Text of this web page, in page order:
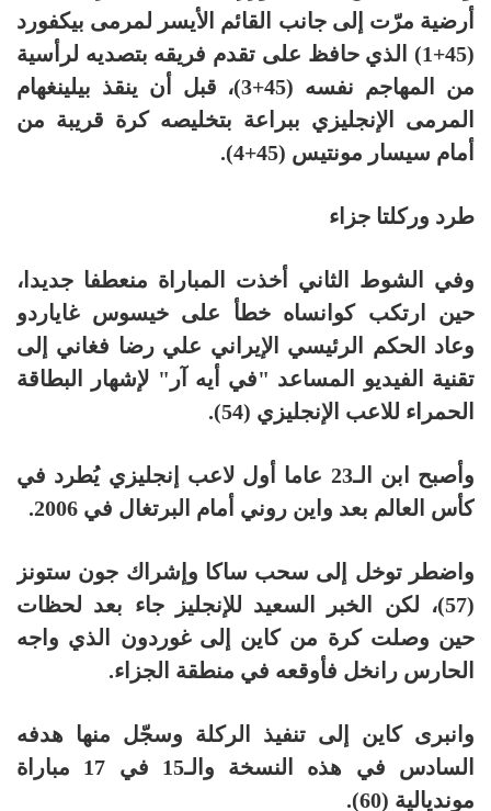
أرضية مرّت إلى جانب القائم الأيسر لمرمى بيكفورد
(45+1) الذي حافظ على تقدم فريقه بتصديه لرأسية
من المهاجم نفسه (45+3)، قبل أن ينقذ بيلينغهام
المرمى الإنجليزي ببراعة بتخليصه كرة قريبة من
أمام سيسار مونتيس (45+4).
طرد وركلتا جزاء
وفي الشوط الثاني أخذت المباراة منعطفا جديدا،
حين ارتكب كوانساه خطأ على خيسوس غاياردو
وعاد الحكم الرئيسي الإيراني علي رضا فغاني إلى
تقنية الفيديو المساعد "في أيه آر" لإشهار البطاقة
الحمراء للاعب الإنجليزي (54).
وأصبح ابن الـ23 عاما أول لاعب إنجليزي يُطرد في
كأس العالم بعد واين روني أمام البرتغال في 2006.
واضطر توخل إلى سحب ساكا وإشراك جون ستونز
(57)، لكن الخبر السعيد للإنجليز جاء بعد لحظات
حين وصلت كرة من كاين إلى غوردون الذي واجه
الحارس رانخل فأوقعه في منطقة الجزاء.
وانبرى كاين إلى تنفيذ الركلة وسجّل منها هدفه
السادس في هذه النسخة والـ15 في 17 مباراة
مونديالية (60).